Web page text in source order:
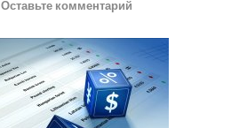
Оставьте комментарий